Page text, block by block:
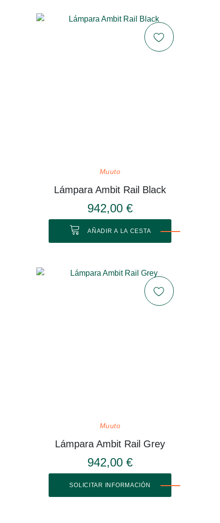
Muuto
Lámpara Ambit Rail Black
942,00 €
AÑADIR A LA CESTA
Muuto
Lámpara Ambit Rail Grey
942,00 €
SOLICITAR INFORMACIÓN